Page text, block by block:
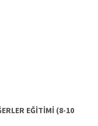
EĞITIMI (8-10